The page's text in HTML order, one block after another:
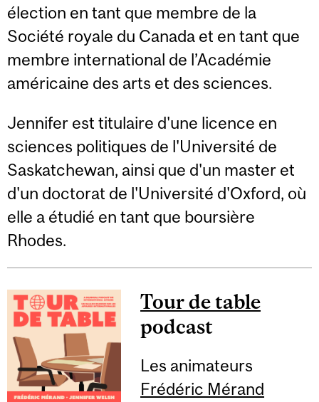
élection en tant que membre de la
Société royale du Canada et en tant que
membre international de l’Académie
américaine des arts et des sciences.
Jennifer est titulaire d'une licence en
sciences politiques de l'Université de
Saskatchewan, ainsi que d'un master et
d'un doctorat de l'Université d'Oxford, où
elle a étudié en tant que boursière
Rhodes.
Tour de table
podcast
Les animateurs
Frédéric Mérand